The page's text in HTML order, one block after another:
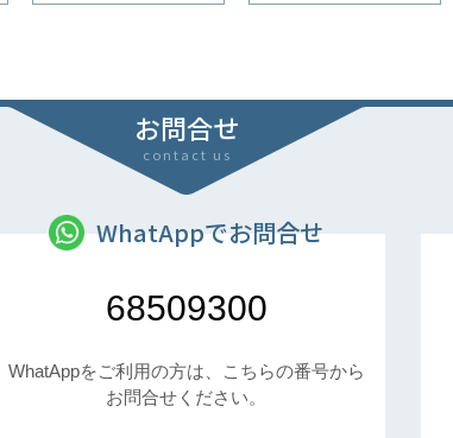
お問合せ
contact us
WhatAppでお問合せ
68509300
WhatAppをご利用の方は、こちらの番号から
お問合せください。